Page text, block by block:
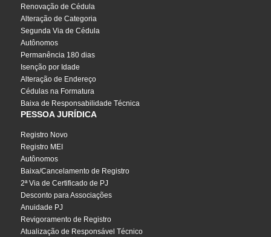
Renovação de Cédula
Alteração de Categoria
Segunda Via de Cédula
Autônomos
Permanência 180 dias
Isenção por Idade
Alteração de Endereço
Cédulas na Formatura
Baixa de Responsabilidade Técnica
PESSOA JURÍDICA
Registro Novo
Registro MEI
Autônomos
Baixa/Cancelamento de Registro
2ª Via de Certificado de PJ
Desconto para Associações
Anuidade PJ
Revigoramento de Registro
Atualização de Responsável Técnico